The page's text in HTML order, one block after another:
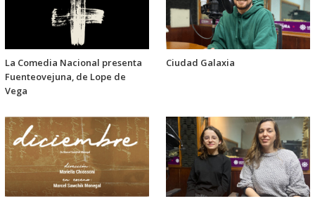
La Comedia Nacional presenta
Fuenteovejuna, de Lope de
Vega
Ciudad Galaxia